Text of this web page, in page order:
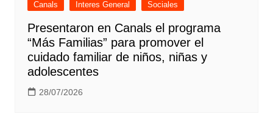
Canals Interes General Sociales
Presentaron en Canals el programa
“Más Familias” para promover el
cuidado familiar de niños, niñas y
adolescentes
28/07/2026